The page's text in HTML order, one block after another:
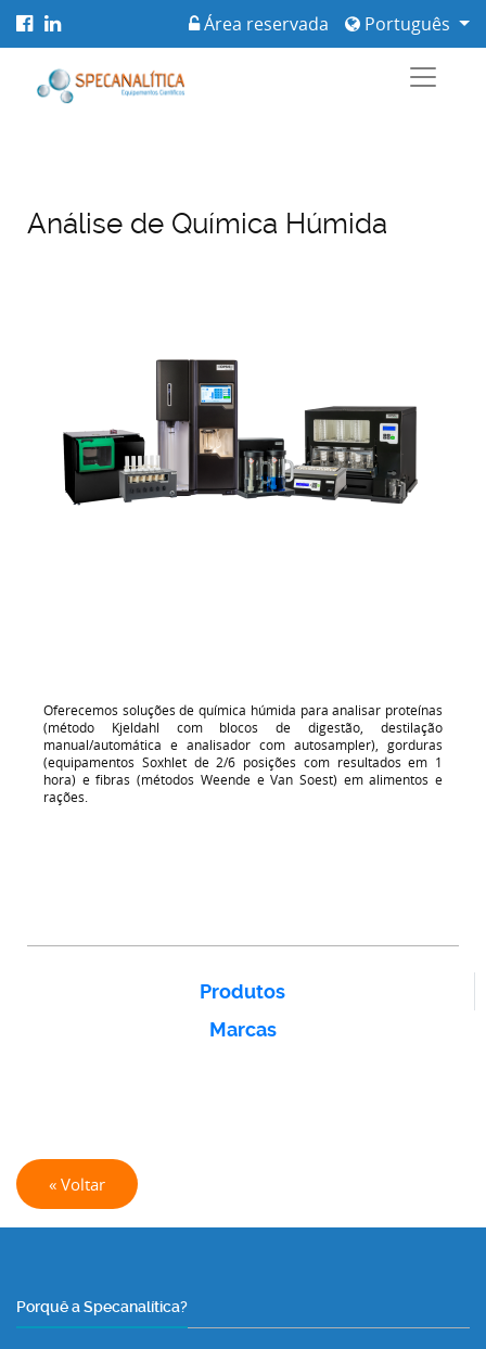
Português
Área reservada
Análise de Química Húmida
Oferecemos soluções de química húmida para analisar proteínas
(método Kjeldahl com blocos de digestão, destilação
manual/automática e analisador com autosampler), gorduras
(equipamentos Soxhlet de 2/6 posições com resultados em 1
hora) e fibras (métodos Weende e Van Soest) em alimentos e
rações.
Produtos
Marcas
« Voltar
Porquê a Specanalítica?